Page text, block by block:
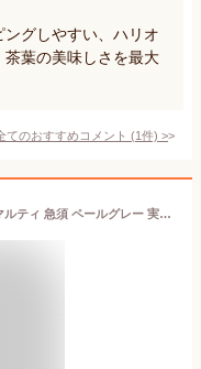
グしやすい、ハリオ
葉の美味しさを最大
てのおすすめコメント (1件) >
HARIO(ハリオ) お手軽 ティーポット マルティ 急須 ペールグレー 実用容量400ml 耐熱ガラス メモリ付き 日本製 OTPM-40-PGR